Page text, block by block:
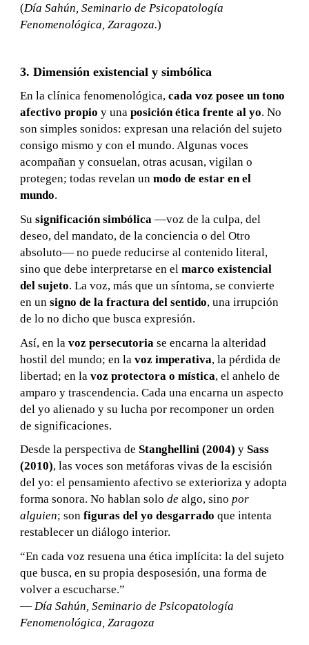
(Día Sahún, Seminario de Psicopatología
Fenomenológica, Zaragoza.)
3. Dimensión existencial y simbólica
En la clínica fenomenológica,cada voz posee un tono
afectivo propio y unaposición ética frente al yo. No
son simples sonidos: expresan una relación del sujeto
consigo mismo y con el mundo. Algunas voces
acompañan y consuelan, otras acusan, vigilan o
protegen; todas revelan unmodo de estar en el
mundo.
Susignificación simbólica —voz de la culpa, del
deseo, del mandato, de la conciencia o del Otro
absoluto— no puede reducirse al contenido literal,
sino que debe interpretarse en elmarco existencial
del sujeto. La voz, más que un síntoma, se convierte
en unsigno de la fractura del sentido, una irrupción
de lo no dicho que busca expresión.
Así, en lavoz persecutoria se encarna la alteridad
hostil del mundo; en lavoz imperativa, la pérdida de
libertad; en lavoz protectora o mística, el anhelo de
amparo y trascendencia. Cada una encarna un aspecto
del yo alienado y su lucha por recomponer un orden
de significaciones.
Desde la perspectiva deStanghellini (2004) ySass
(2010), las voces son metáforas vivas de la escisión
del yo: el pensamiento afectivo se exterioriza y adopta
forma sonora. No hablan solode algo, sinopor
alguien; sonfiguras del yo desgarrado que intenta
restablecer un diálogo interior.
“En cada voz resuena una ética implícita: la del sujeto
que busca, en su propia desposesión, una forma de
volver a escucharse.”
—Día Sahún, Seminario de Psicopatología
Fenomenológica, Zaragoza